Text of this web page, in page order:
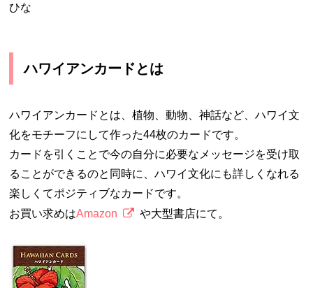
ひな
ハワイアンカードとは
ハワイアンカードとは、植物、動物、神話など、ハワイ文
化をモチーフにして作った44枚のカードです。
カードを引くことで今の自分に必要なメッセージを受け取
ることができるのと同時に、ハワイ文化にも詳しくなれる
楽しくてポジティブなカードです。
お買い求めはAmazon や大型書店にて。